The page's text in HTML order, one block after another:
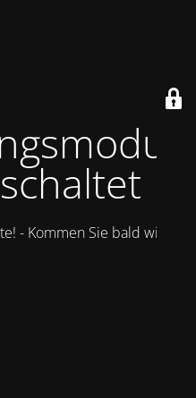
- Kommen Sie bald wieder.